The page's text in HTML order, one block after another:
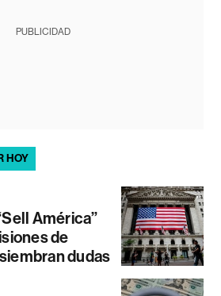
PUBLICIDAD
HOY
América”
de
dudas